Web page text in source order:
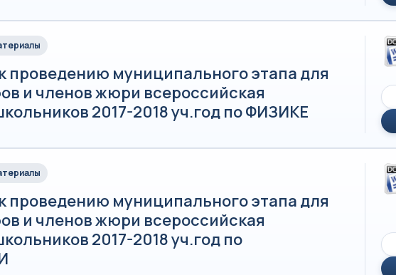
проведению муниципального этапа для
и членов жюри всероссийская
2017-2018 уч.год по ФИЗИКЕ
проведению муниципального этапа для
и членов жюри всероссийская
2017-2018 уч.год по